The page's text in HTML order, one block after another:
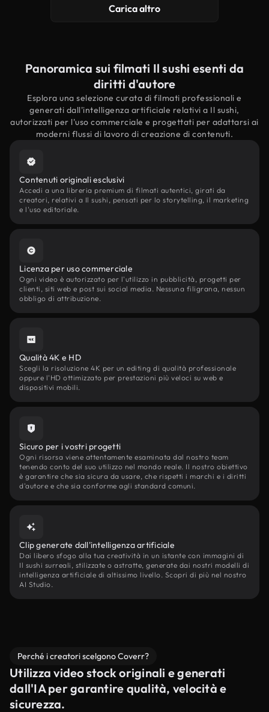
Carica altro
Panoramica sui filmati Il sushi esenti da
diritti d'autore
Esplora una selezione curata di filmati professionali e
generati dall'intelligenza artificiale relativi a Il sushi,
autorizzati per l'uso commerciale e progettati per adattarsi ai
moderni flussi di lavoro di creazione di contenuti.
Contenuti originali esclusivi
Accedi a una libreria premium di filmati autentici, girati da
creatori, relativi a Il sushi, pensati per lo storytelling, il marketing
e l'uso editoriale.
Licenza per uso commerciale
Ogni video è autorizzato per l'utilizzo in pubblicità, progetti per
clienti, siti web e post sui social media. Nessuna filigrana, nessun
obbligo di attribuzione.
Qualità 4K e HD
Scegli la risoluzione 4K per un editing di qualità professionale
oppure l'HD ottimizzato per prestazioni più veloci su web e
dispositivi mobili.
Sicuro per i vostri progetti
Ogni risorsa viene attentamente esaminata dal nostro team
tenendo conto del suo utilizzo nel mondo reale. Il nostro obiettivo
è garantire che sia sicura da usare, che rispetti i marchi e i diritti
d'autore e che sia conforme agli standard comuni.
Clip generate dall'intelligenza artificiale
Dai libero sfogo alla tua creatività in un istante con immagini di
Il sushi surreali, stilizzate o astratte, generate dai nostri modelli di
intelligenza artificiale di altissimo livello. Scopri di più nel nostro
AI Studio.
Perché i creatori scelgono Coverr?
Utilizza video stock originali e generati
dall'IA per garantire qualità, velocità e
sicurezza.